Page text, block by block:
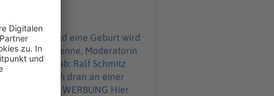
Detail. Und eine Geburt wird
Die Comedienne, Moderatorin
was ab: Ralf Schmitz
Pooth ist nah dran an einer